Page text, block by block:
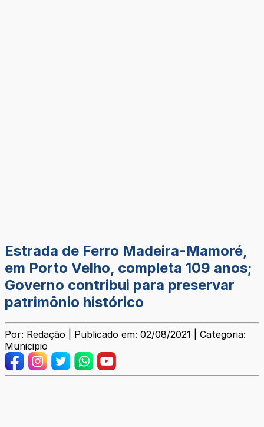
Estrada de Ferro Madeira-Mamoré,
em Porto Velho, completa 109 anos;
Governo contribui para preservar
patrimônio histórico
Por: Redação | Publicado em: 02/08/2021 | Categoria:
Municipio